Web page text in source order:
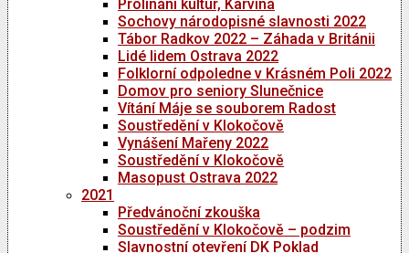
Prolínání kultur, Karviná
Sochovy národopisné slavnosti 2022
Tábor Radkov 2022 – Záhada v Británii
Lidé lidem Ostrava 2022
Folklorní odpoledne v Krásném Poli 2022
Domov pro seniory Slunečnice
Vítání Máje se souborem Radost
Soustředění v Klokočově
Vynášení Mařeny 2022
Soustředění v Klokočově
Masopust Ostrava 2022
2021
Předvánoční zkouška
Soustředění v Klokočově – podzim
Slavnostní otevření DK Poklad